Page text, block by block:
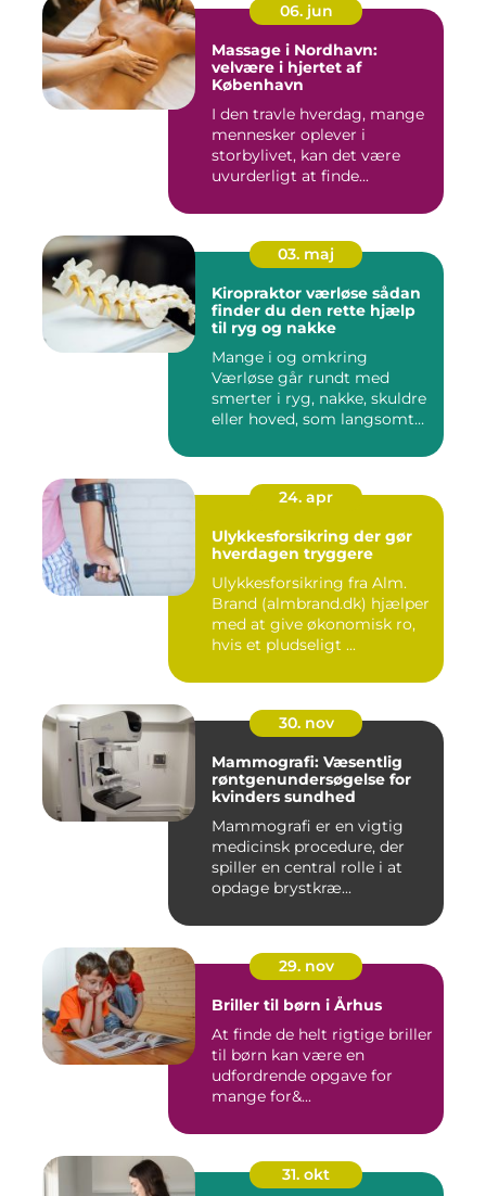
06. jun
Massage i Nordhavn:
velvære i hjertet af
København
I den travle hverdag, mange
mennesker oplever i
storbylivet, kan det være
uvurderligt at finde...
03. maj
Kiropraktor værløse sådan
finder du den rette hjælp
til ryg og nakke
Mange i og omkring
Værløse går rundt med
smerter i ryg, nakke, skuldre
eller hoved, som langsomt
24. apr
Ulykkesforsikring der gør
hverdagen tryggere
Ulykkesforsikring fra Alm.
Brand (almbrand.dk) hjælper
med at give økonomisk ro,
hvis et pludseligt ...
30. nov
Mammografi: Væsentlig
røntgenundersøgelse for
kvinders sundhed
Mammografi er en vigtig
medicinsk procedure, der
spiller en central rolle i at
opdage brystkræ...
29. nov
Briller til børn i Århus
At finde de helt rigtige briller
til børn kan være en
udfordrende opgave for
mange for&...
31. okt